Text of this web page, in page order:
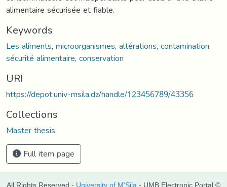
alimentaire sécurisée et fiable.
Keywords
Les aliments,microorganismes,altérations,contamination,
sécurité alimentaire,conservation
URI
https://depot.univ-msila.dz/handle/123456789/43356
Collections
Master thesis
Full item page
All Rights Reserved - University of M'Sila - UMB Electronic Portal ©